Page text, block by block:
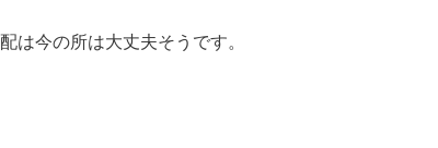
は今の所は大丈夫そうです。